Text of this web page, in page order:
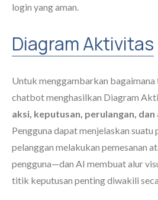
login yang aman.
Diagram Aktivitas
Untuk menggambarkan bagaimana
chatbot menghasilkan Diagram
aksi, keputusan, perulangan,
Pengguna dapat menjelaskan
pelanggan melakukan pemesanan
pengguna—dan AI membuat alur
titik keputusan penting diwakili